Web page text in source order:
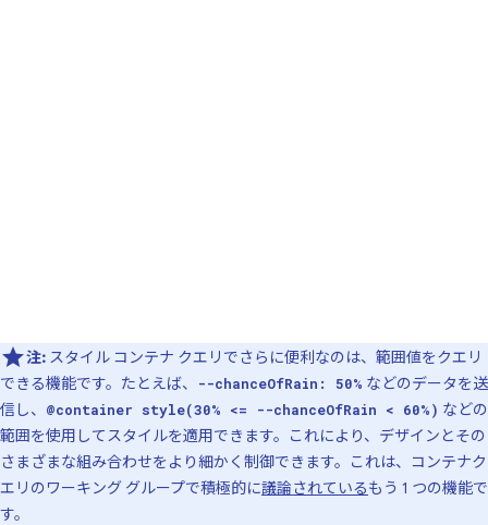
注: スタイル コンテナ クエリでさらに便利なのは、範囲値をクエリ
できる機能です。たとえば、
--chanceOfRain: 50% などのデータを送
信し、
@container style(30% <= --chanceOfRain < 60%) などの
範囲を使用してスタイルを適用できます。これにより、デザインとその
さまざまな組み合わせをより細かく制御できます。これは、コンテナク
エリのワーキング グループで積極的に議論されているもう 1 つの機能で
す。